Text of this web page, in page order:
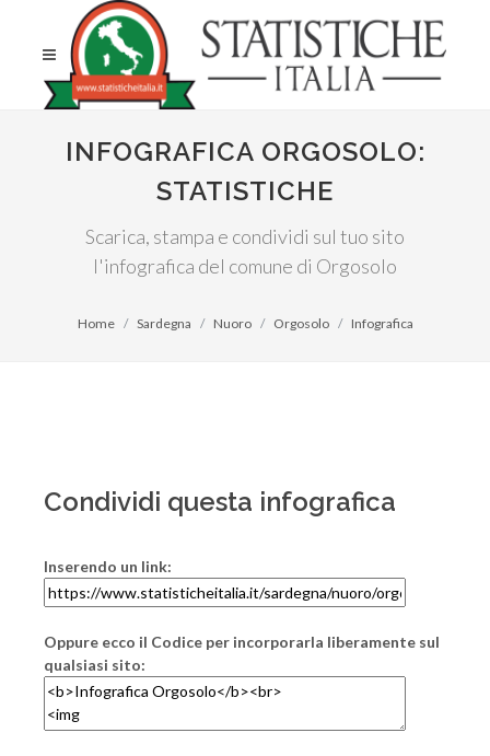
INFOGRAFICA ORGOSOLO:
STATISTICHE
Scarica, stampa e condividi sul tuo sito
l'infografica del comune di Orgosolo
Home Sardegna Nuoro Orgosolo Infografica
Condividi questa infografica
Inserendo un link:
Oppure ecco il Codice per incorporarla liberamente sul
qualsiasi sito: